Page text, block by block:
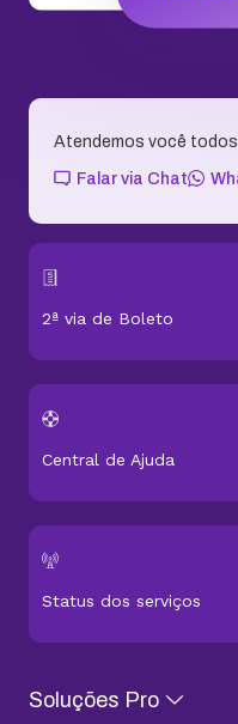
Atendemos você
Falar via Chat
2ª via de Boleto
Central de Ajuda
Status dos serviços
Soluções Pro